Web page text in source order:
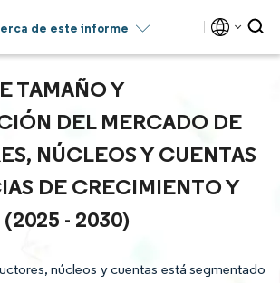
de este informe
TAMAÑO Y
DEL MERCADO DE
NÚCLEOS Y CUENTAS
DE CRECIMIENTO Y
- 2030)
núcleos y cuentas está segmentado